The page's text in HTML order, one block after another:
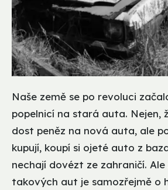
Naše země se po revoluci
popelnicí na stará auta. Nejen,
dost peněz na nová auta, ale
kupují, koupí si ojeté auto z
nechají dovézt ze zahraničí.
takových aut je samozřejmě o